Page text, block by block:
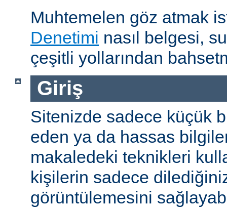
Muhtemelen göz atmak
Denetimi nasıl belgesi,
çeşitli yollarından
Giriş
Sitenizde sadece küçük
eden ya da hassas
makaledeki teknikleri
kişilerin sadece
görüntülemesini